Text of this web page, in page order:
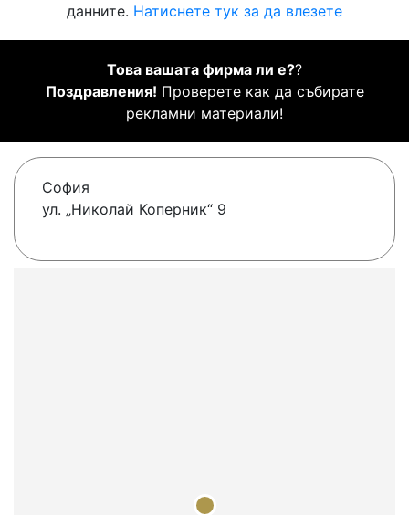
данните. Натиснете тук за да влезете
Това вашата фирма ли е??
Поздравления! Проверете как да събирате
рекламни материали!
София
ул. „Николай Коперник“ 9